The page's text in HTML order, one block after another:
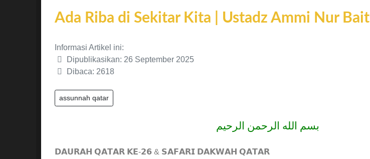
Ada Riba di Sekitar Kita | Ustadz Ammi Nur
Informasi Artikel ini:
Dipublikasikan: 26 September 2025
Dibaca: 2618
assunnah qatar
بسم الله الرحمن الرحيم
𝗗𝗔𝗨𝗥𝗔𝗛 𝗤𝗔𝗧𝗔𝗥 𝗞𝗘-𝟮𝟲 & 𝗦𝗔𝗙𝗔𝗥𝗜 𝗗𝗔𝗞𝗪𝗔𝗛 𝗤𝗔𝗧𝗔𝗥